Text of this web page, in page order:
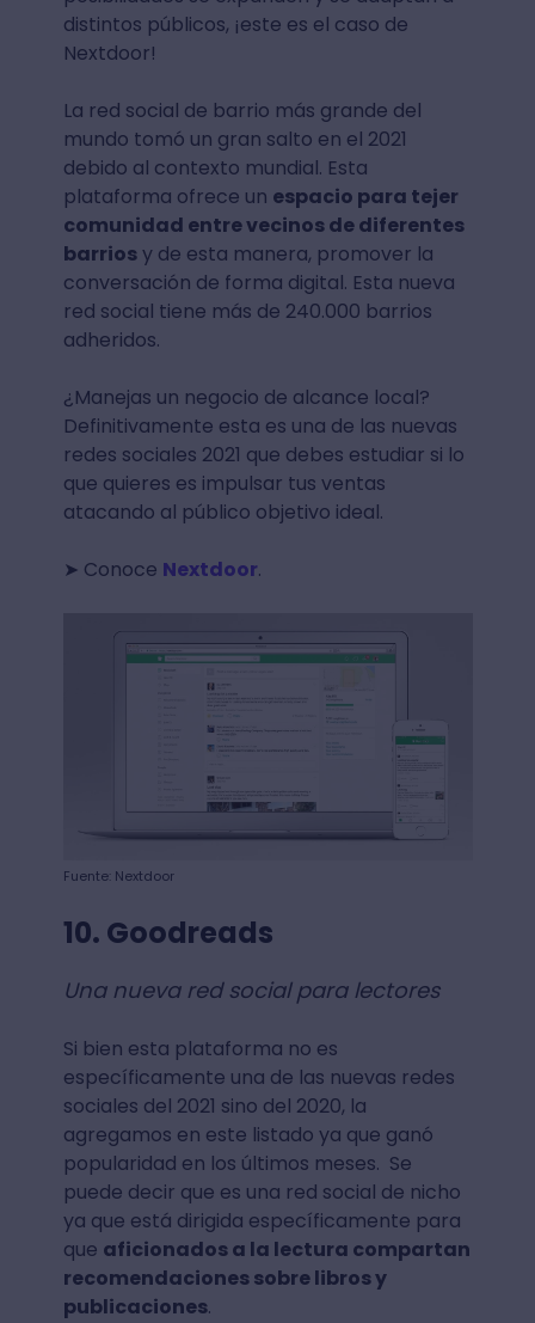
distintos públicos, ¡este es el caso de
Nextdoor!
La red social de barrio más grande del
mundo tomó un gran salto en el 2021
debido al contexto mundial. Esta
plataforma ofrece un espacio para tejer
comunidad entre vecinos de diferentes
barriosy de esta manera, promover la
conversación de forma digital. Esta nueva
red social tiene más de 240.000 barrios
adheridos.
¿Manejas un negocio de alcance local?
Definitivamente esta es una de las nuevas
redes sociales 2021 que debes estudiar si lo
que quieres es impulsar tus ventas
atacando al público objetivo ideal.
➤ Conoce Nextdoor.
Fuente: Nextdoor
10. Goodreads
Una nueva red social para lectores
Si bien esta plataforma no es
específicamente una de las nuevas redes
sociales del 2021 sino del 2020, la
agregamos en este listado ya que ganó
popularidad en los últimos meses. Se
puede decir que es una red social de nicho
ya que está dirigida específicamente para
que aficionados a la lectura compartan
recomendaciones sobre libros y
publicaciones.